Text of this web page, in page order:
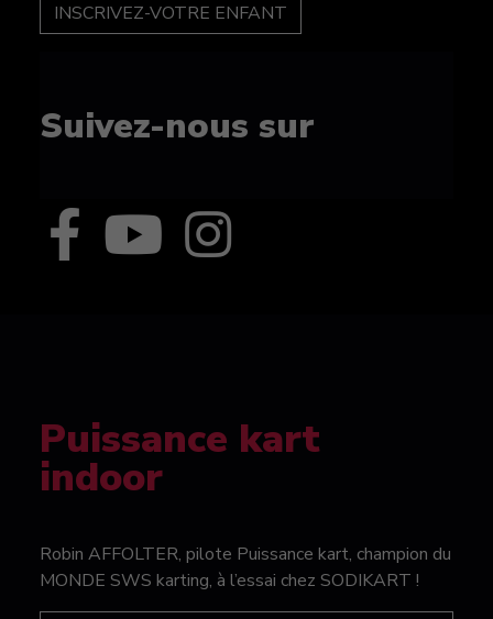
INSCRIPTION
Suivez-nous sur
Puissance kart
indoor
Robin AFFOLTER, pilote Puissance kart, champion du
MONDE SWS karting, à l’essai chez SODIKART !